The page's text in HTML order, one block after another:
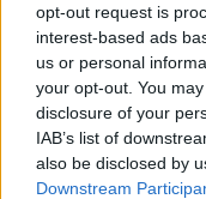
opt-out request is
interest-based ads
us or personal
your opt-out. You
disclosure of your
IAB’s list of
also be disclosed by
Downstream
καθημερινότητά
βελτίωση του
όλων και όχι
Γιατί η τοπική
οικογένεια. Όσο